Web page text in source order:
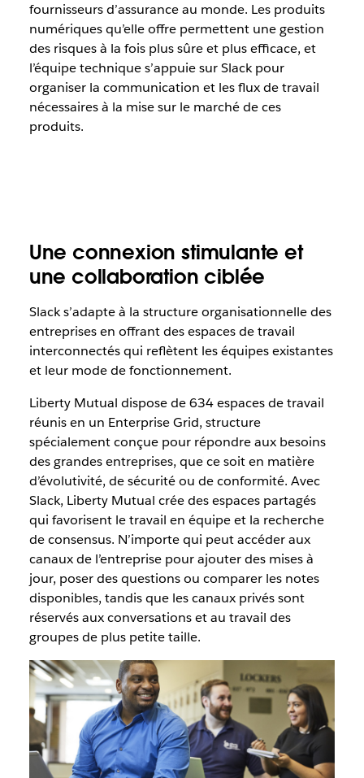
fournisseurs d’assurance au monde. Les produits
numériques qu’elle offre permettent une gestion
des risques à la fois plus sûre et plus efficace, et
l’équipe technique s’appuie sur Slack pour
organiser la communication et les flux de travail
nécessaires à la mise sur le marché de ces
produits.
Une connexion stimulante et
une collaboration ciblée
Slack s’adapte à la structure organisationnelle des
entreprises en offrant des espaces de travail
interconnectés qui reflètent les équipes existantes
et leur mode de fonctionnement.
Liberty Mutual dispose de 634 espaces de travail
réunis en un Enterprise Grid, structure
spécialement conçue pour répondre aux besoins
des grandes entreprises, que ce soit en matière
d’évolutivité, de sécurité ou de conformité. Avec
Slack, Liberty Mutual crée des espaces partagés
qui favorisent le travail en équipe et la recherche
de consensus. N’importe qui peut accéder aux
canaux de l’entreprise pour ajouter des mises à
jour, poser des questions ou comparer les notes
disponibles, tandis que les canaux privés sont
réservés aux conversations et au travail des
groupes de plus petite taille.